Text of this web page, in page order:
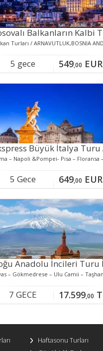
5 gece
549,00 EUR
5 Gece
649,00 EUR
7 GECE 17.599,00
Haftasonu Turları